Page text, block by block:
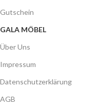
Gutschein
GALA MÖBEL
Über Uns
Impressum
Datenschutzerklärung
AGB